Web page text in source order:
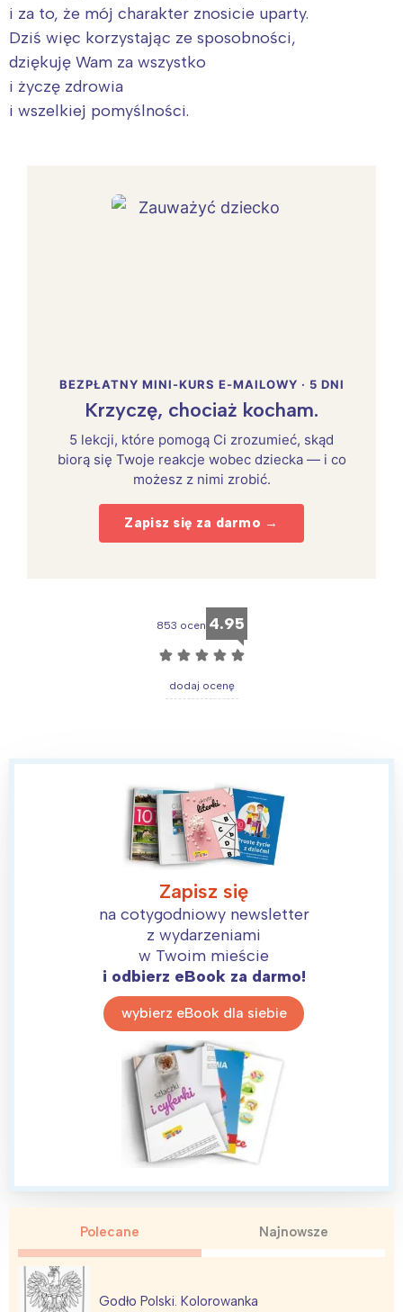
i za to, że mój charakter znosicie uparty.
Dziś więc korzystając ze sposobności,
dziękuję Wam za wszystko
i życzę zdrowia
i wszelkiej pomyślności.
BEZPŁATNY MINI-KURS E-MAILOWY · 5 DNI
Krzyczę, chociaż kocham.
5 lekcji, które pomogą Ci zrozumieć, skąd
biorą się Twoje reakcje wobec dziecka — i co
możesz z nimi zrobić.
Zapisz się za darmo →
853 ocen 4.95
☆ ☆ ☆ ☆ ☆
dodaj ocenę
Zapisz się
na cotygodniowy newsletter
z wydarzeniami
w Twoim mieście
i odbierz eBook za darmo!
wybierz eBook dla siebie
Polecane Najnowsze
Godło Polski. Kolorowanka